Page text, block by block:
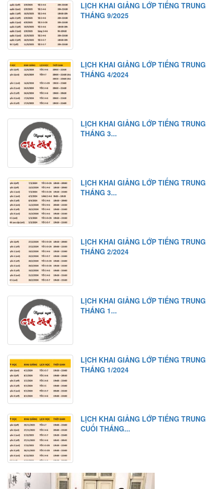
Luyện tập
Bài tập nghe hiểu
Bài 9
Từ mới
Chữ Hán
Ngữ pháp
Bài khóa
Luyện tập
Bài tập nghe hiểu
Bài 10
Từ mới
Chữ Hán
Ngữ pháp 1
Ngữ pháp 2
Bài tập nghe hiểu
Bài 11
Từ mới
Chữ Hán
Ngữ pháp 1
Ngữ pháp 2
Bài khóa
Bài tập nghe hiểu
Bài 12
Từ mới
Chữ Hán
Ngữ pháp 1
Ngữ pháp 2
Bài khóa
Bài tập nghe hiểu
LỊCH KHAI GIẢNG LỚP TIẾNG TRUNG
THÁNG 9/2025
LỊCH KHAI GIẢNG LỚP TIẾNG TRUNG
THÁNG 4/2024
LỊCH KHAI GIẢNG LỚP TIẾNG TRUNG
THÁNG 3...
LỊCH KHAI GIẢNG LỚP TIẾNG TRUNG
THÁNG 3...
LỊCH KHAI GIẢNG LỚP TIẾNG TRUNG
THÁNG 2/2024
LỊCH KHAI GIẢNG LỚP TIẾNG TRUNG
THÁNG 1...
LỊCH KHAI GIẢNG LỚP TIẾNG TRUNG
THÁNG 1/2024
LỊCH KHAI GIẢNG LỚP TIẾNG TRUNG
CUỐI THÁNG...